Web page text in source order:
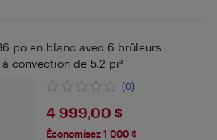
po en blanc avec 6 brûleurs
convection de 5,2 pi³
(0)
$4999
4 999,00 $
Économisez 1 000 $